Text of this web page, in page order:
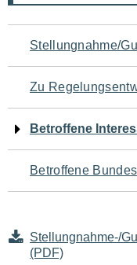
Navigation
für
den
Seiteninhalt
Stellungnahme/
Zu
Betroffene
Betroffene
Stellungnahme-/
(PDF)